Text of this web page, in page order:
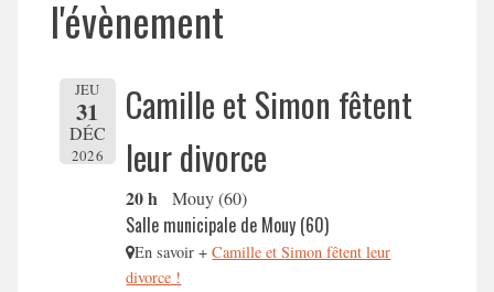
l'évènement
JEU
31
DÉC
2026
Camille et Simon fêtent
leur divorce
20 h Mouy (60)
Salle municipale de Mouy (60)
En savoir +Camille et Simon fêtent leur
divorce !